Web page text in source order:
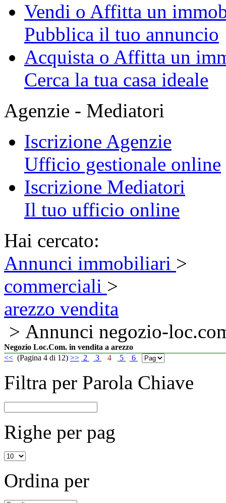
Vendi o Affitta un
Pubblica il tuo annuncio
Acquista o Affitta un
Cerca la tua casa ideale
Agenzie - Mediatori
Iscrizione Agenzie
Ufficio gestionale online
Iscrizione Mediatori
Il tuo ufficio online
Hai cercato:
Annunci immobiliari >
commerciali >
arezzo vendita
> Annunci negozio-
Negozio Loc.Com. in vendita a arezzo
<< (Pagina 4 di 12) >> 2 3 4 5 6
Filtra per Parola Chiave
Righe per pag
Ordina per